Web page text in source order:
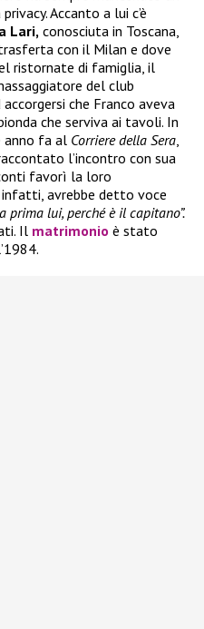
Accanto a lui c’è
Lari, conosciuta in Toscana,
con il Milan e dove
ristornate di famiglia, il
del club
che Franco aveva
che serviva ai tavoli. In
anno fa al Corriere della Sera,
l’incontro con sua
favorì la loro
infatti, avrebbe detto voce
prima lui, perché è il capitano”.
Il matrimonio è stato